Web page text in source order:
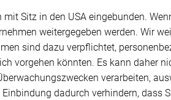
Sitz in den USA eingebunden.
weitergegeben werden. Wir
sind dazu verpflichtet,
vorgehen könnten. Es kann daher
verarbeiten,
dadurch verhindern, dass